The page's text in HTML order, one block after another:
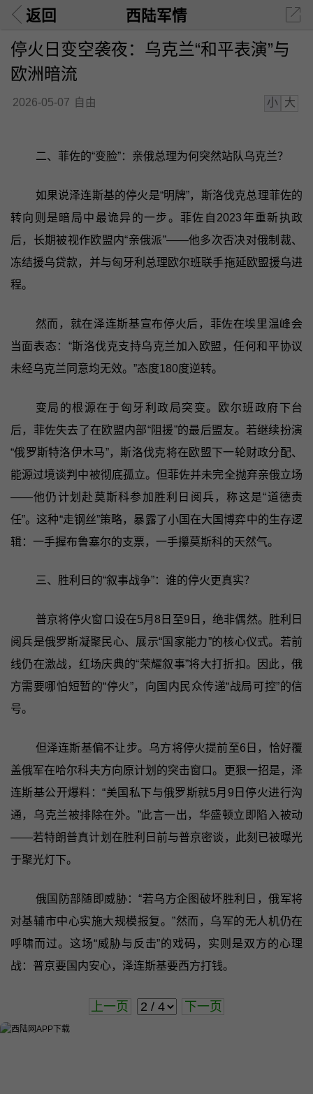
返回 西陆军情
停火日变空袭夜：乌克兰“和平表演”与
欧洲暗流
2026-05-07 自由 小 大
二、菲佐的“变脸”：亲俄总理为何突然站队乌克兰？
如果说泽连斯基的停火是“明牌”，斯洛伐克总理菲佐的
转向则是暗局中最诡异的一步。菲佐自2023年重新执政
后，长期被视作欧盟内“亲俄派”——他多次否决对俄制裁、
冻结援乌贷款，并与匈牙利总理欧尔班联手拖延欧盟援乌进
程。
然而，就在泽连斯基宣布停火后，菲佐在埃里温峰会
当面表态：“斯洛伐克支持乌克兰加入欧盟，任何和平协议
未经乌克兰同意均无效。”态度180度逆转。
变局的根源在于匈牙利政局突变。欧尔班政府下台
后，菲佐失去了在欧盟内部“阻援”的最后盟友。若继续扮演
“俄罗斯特洛伊木马”，斯洛伐克将在欧盟下一轮财政分配、
能源过境谈判中被彻底孤立。但菲佐并未完全抛弃亲俄立场
——他仍计划赴莫斯科参加胜利日阅兵，称这是“道德责
任”。这种“走钢丝”策略，暴露了小国在大国博弈中的生存逻
辑：一手握布鲁塞尔的支票，一手攥莫斯科的天然气。
三、胜利日的“叙事战争”：谁的停火更真实？
普京将停火窗口设在5月8日至9日，绝非偶然。胜利日
阅兵是俄罗斯凝聚民心、展示“国家能力”的核心仪式。若前
线仍在激战，红场庆典的“荣耀叙事”将大打折扣。因此，俄
方需要哪怕短暂的“停火”，向国内民众传递“战局可控”的信
号。
但泽连斯基偏不让步。乌方将停火提前至6日，恰好覆
盖俄军在哈尔科夫方向原计划的突击窗口。更狠一招是，泽
连斯基公开爆料：“美国私下与俄罗斯就5月9日停火进行沟
通，乌克兰被排除在外。”此言一出，华盛顿立即陷入被动
——若特朗普真计划在胜利日前与普京密谈，此刻已被曝光
于聚光灯下。
俄国防部随即威胁：“若乌方企图破坏胜利日，俄军将
对基辅市中心实施大规模报复。”然而，乌军的无人机仍在
呼啸而过。这场“威胁与反击”的戏码，实则是双方的心理
战：普京要国内安心，泽连斯基要西方打钱。
上一页 下一页